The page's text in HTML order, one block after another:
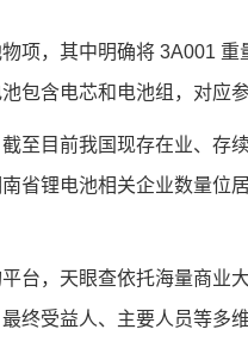
项，其中明确将 3A001
包含电芯和电池组，对应
至目前我国现存在业、存
省锂电池相关企业数量位
台，天眼查依托海量商业
终受益人、主要人员等多